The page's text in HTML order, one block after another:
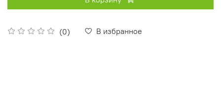
(0) В избранное